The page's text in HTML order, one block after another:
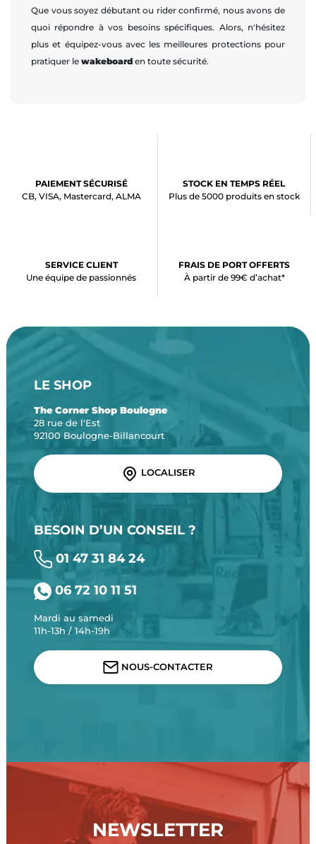
Que vous soyez débutant ou rider confirmé, nous avons de
quoi répondre à vos besoins spécifiques. Alors, n'hésitez
plus et équipez-vous avec les meilleures protections pour
pratiquer le wakeboard en toute sécurité.
PAIEMENT SÉCURISÉ
CB, VISA, Mastercard, ALMA
STOCK EN TEMPS RÉEL
Plus de 5000 produits en stock
SERVICE CLIENT
Une équipe de passionnés
FRAIS DE PORT OFFERTS
À partir de 99€ d’achat*
LE SHOP
The Corner Shop Boulogne
28 rue de l'Est
92100 Boulogne-Billancourt
LOCALISER
BESOIN D’UN CONSEIL ?
01 47 31 84 24
06 72 10 11 51
Mardi au samedi
11h-13h / 14h-19h
NOUS-CONTACTER
NEWSLETTER